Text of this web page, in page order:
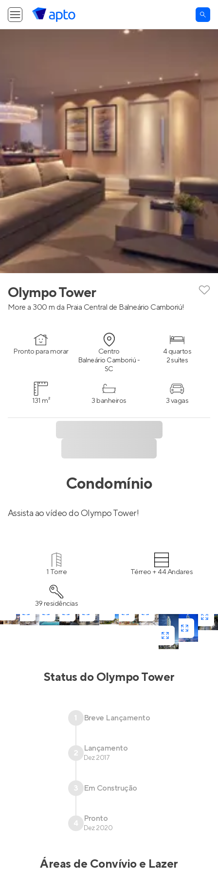
Olympo Tower
More a 300 m da Praia Central de Balneário Camboriú!
Pronto para morar Centro
Balneário Camboriú -
SC
4 quartos
2 suítes
131 m² 3 banheiros 3 vagas
Condomínio
Assista ao vídeo do Olympo Tower!
1 Torre Térreo + 44 Andares
39 residências
Status doOlympo Tower
1 Breve Lançamento
2 Lançamento
Dez 2017
3 Em Construção
4 Pronto
Dez 2020
Áreas de Convívio e Lazer